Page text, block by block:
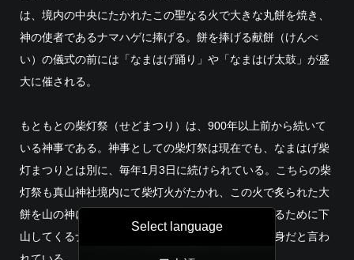
は、境内の中央にたかれたこの聖なる火で大きな丸餅を焼き、
神の使者であるナマハゲに捧げる。餅を捧げる献餅（けんぺ
い）の儀式の前には「なまはげ踊り」や「なまはげ太鼓」が盛
大に催される。
もともとの柴灯祭（せどまつり）は、900年以上前から続いて
いる神事である。神事としての柴灯祭は現在でも、なまはげ柴
灯まつりとは別に、毎年1月3日に続けられている。こちらの柴
灯祭も真山神社境内にて柴灯火がたかれ、この火で炙られた大
餅を山の神に献上する儀式である。この餅を受け取るために下
山してくるナマハゲは、山の神の使者「神鬼」の化身だと言わ
Select language